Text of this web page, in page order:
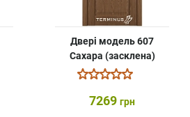
Двері модель 607
Cахара (засклена)
7269 грн